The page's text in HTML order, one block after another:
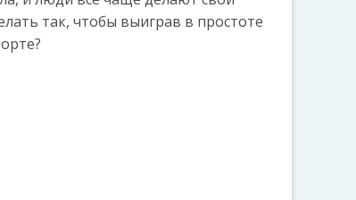
так, чтобы выиграв в простоте